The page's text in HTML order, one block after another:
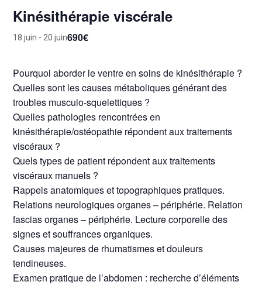
Kinésithérapie viscérale
18 juin - 20 juin690€
Pourquoi aborder le ventre en soins de kinésithérapie ?
Quelles sont les causes métaboliques générant des
troubles musculo-squelettiques ?
Quelles pathologies rencontrées en
kinésithérapie/ostéopathie répondent aux traitements
viscéraux ?
Quels types de patient répondent aux traitements
viscéraux manuels ?
Rappels anatomiques et topographiques pratiques.
Relations neurologiques organes – périphérie. Relation
fascias organes – périphérie. Lecture corporelle des
signes et souffrances organiques.
Causes majeures de rhumatismes et douleurs
tendineuses.
Examen pratique de l’abdomen : recherche d’éléments